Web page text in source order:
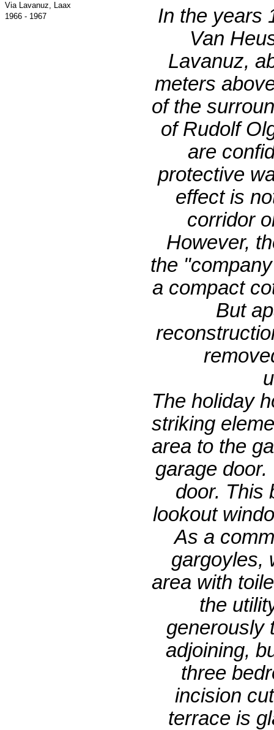
Via Lavanuz, Laax
1966 - 1967
In the years
Van
Lavanuz,
meters
of the
of Rudolf
are
protective
effect is
corridor
However,
the
a compact
But
The holiday
striking
area to the
garage
door. This
lookout
As a
gargoyles,
area with
the
generously
adjoining,
three
incision
terrace is